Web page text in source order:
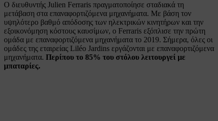
Ο διευθυντής Julien Ferraris πραγματοποίησε σταδιακά τη
μετάβαση στα επαναφορτιζόμενα μηχανήματα. Με βάση τον
υψηλότερο βαθμό απόδοσης των ηλεκτρικών κινητήρων και την
εξοικονόμηση κόστους καυσίμων, ο Ferraris εξόπλισε την πρώτη
ομάδα με επαναφορτιζόμενα μηχανήματα το 2019. Σήμερα, όλες οι
ομάδες της εταιρείας Liléo Jardins εργάζονται με επαναφορτιζόμενα
μηχανήματα. Περίπου το 85% του στόλου λειτουργεί με
μπαταρίες.